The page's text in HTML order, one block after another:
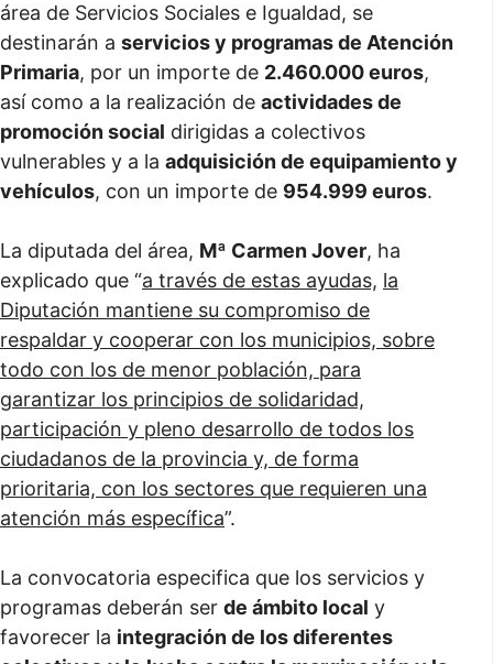
área de Servicios Sociales e Igualdad, se
destinarán a servicios y programas de Atención
Primaria, por un importe de 2.460.000 euros,
así como a la realización de actividades de
promoción social dirigidas a colectivos
vulnerables y a la adquisición de equipamiento y
vehículos, con un importe de 954.999 euros.
La diputada del área, Mª Carmen Jover, ha
explicado que “a través de estas ayudas, la
Diputación mantiene su compromiso de
respaldar y cooperar con los municipios, sobre
todo con los de menor población, para
garantizar los principios de solidaridad,
participación y pleno desarrollo de todos los
ciudadanos de la provincia y, de forma
prioritaria, con los sectores que requieren una
atención más específica”.
La convocatoria especifica que los servicios y
programas deberán ser de ámbito local y
favorecer la integración de los diferentes